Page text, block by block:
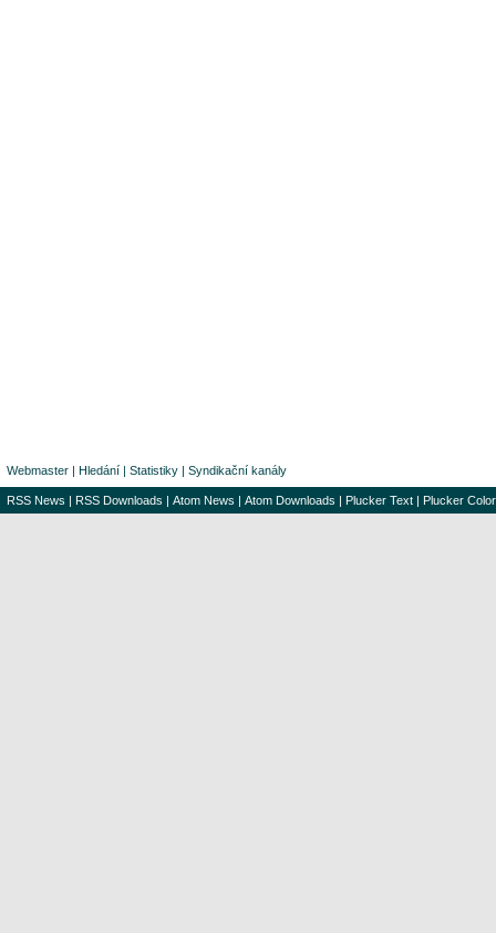
Webmaster | Hledání | Statistiky | Syndikační kanály
RSS News | RSS Downloads | Atom News | Atom Downloads | Plucker Text | Plucker Color